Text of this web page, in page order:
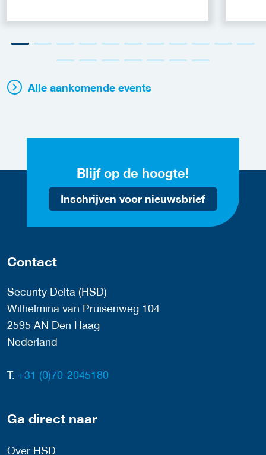
Alle aankomende events
Blijf op de hoogte!
Inschrijven voor nieuwsbrief
Contact
Security Delta (HSD)
Wilhelmina van Pruisenweg 104
2595 AN Den Haag
Nederland
T: +31 (0)70-2045180
Ga direct naar
Over HSD